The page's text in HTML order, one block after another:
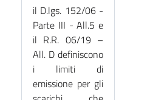
il D.lgs. 152/06 -
Parte III - All.5 e
il R.R. 06/19 –
All. D definiscono
i limiti di
emissione per gli